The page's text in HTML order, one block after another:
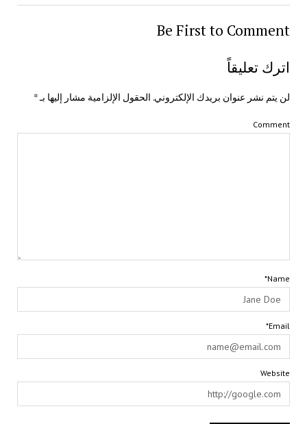
Be First to Comment
اترك تعليقاً
لن يتم نشر عنوان بريدك الإلكتروني. الحقول الإلزامية مشار إليها بـ*
Comment
Name*
Email*
Website